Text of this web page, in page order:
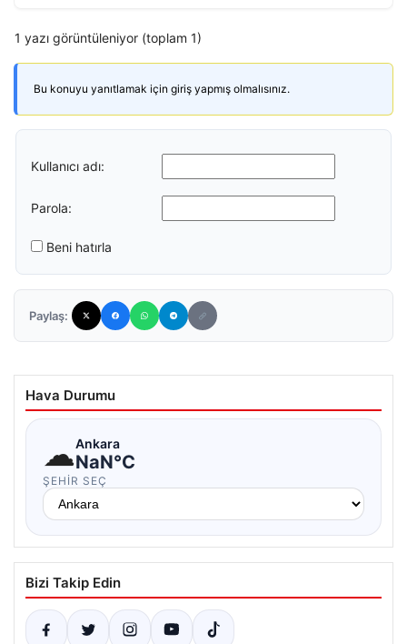
1 yazı görüntüleniyor (toplam 1)
Bu konuyu yanıtlamak için giriş yapmış olmalısınız.
Kullanıcı adı:
Parola:
Beni hatırla
Paylaş:
Hava Durumu
☁Ankara
NaN°C
ŞEHIR SEÇ
Bizi Takip Edin